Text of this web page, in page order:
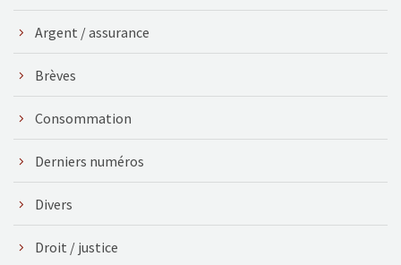
Argent / assurance
Brèves
Consommation
Derniers numéros
Divers
Droit / justice